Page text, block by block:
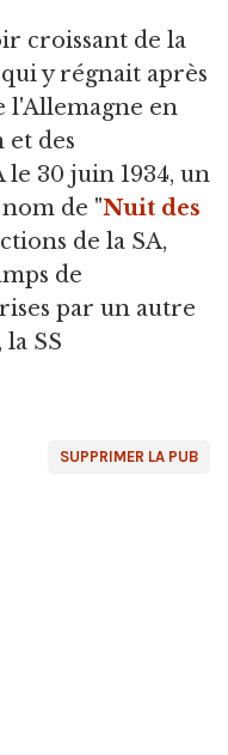
croissant de la
y régnait après
l'Allemagne en
et des
le 30 juin 1934, un
de "Nuit des
de la SA,
de
par un autre
SS
SUPPRIMER LA PUB